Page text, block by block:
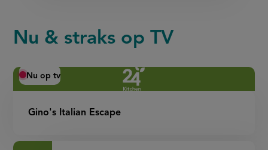
Nu & straks op TV
Gino's Italian Escape
Nu op tv